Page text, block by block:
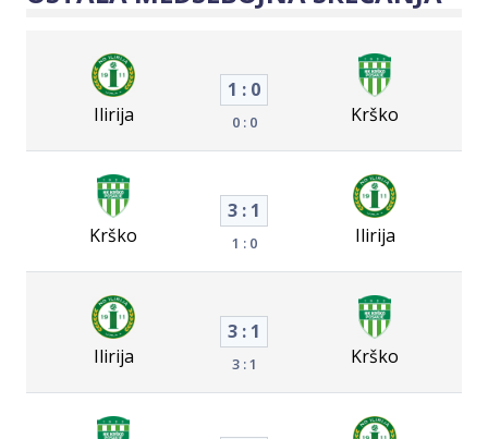
Ilirija
1 : 0
0 : 0 Krško
Krško
3 : 1
1 : 0 Ilirija
Ilirija
3 : 1
3 : 1 Krško